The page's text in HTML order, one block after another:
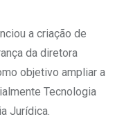
a criação de
da diretora
objetivo ampliar a
Tecnologia
Jurídica.